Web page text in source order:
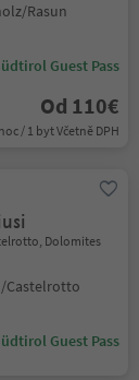
Rasun
Guest Pass
Od 110€
/ 1 byt Včetně DPH
Dolomites
Castelrotto
Guest Pass